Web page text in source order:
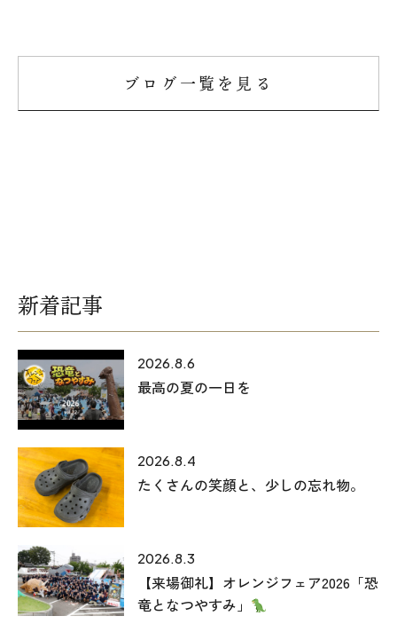
ブログ一覧を見る
新着記事
2026.8.6
最高の夏の一日を
2026.8.4
たくさんの笑顔と、少しの忘れ物。
2026.8.3
【来場御礼】オレンジフェア2026「恐
竜となつやすみ」